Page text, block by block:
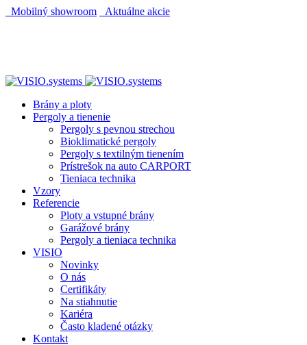
Mobilný showroom
Aktuálne akcie
Brány a ploty
Pergoly a tienenie
Pergoly s pevnou strechou
Bioklimatické pergoly
Pergoly s textilným tienením
Prístrešok na auto CARPORT
Tieniaca technika
Vzory
Referencie
Ploty a vstupné brány
Garážové brány
Pergoly a tieniaca technika
VISIO
Novinky
O nás
Certifikáty
Na stiahnutie
Kariéra
Často kladené otázky
Kontakt